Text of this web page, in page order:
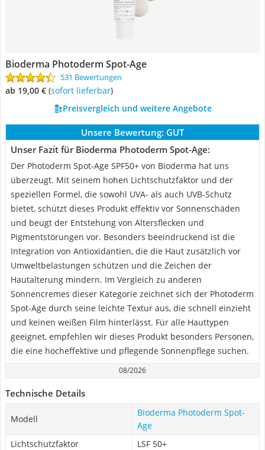
Bioderma Photoderm Spot-Age
531 Bewertungen
ab 19,00 € ( Sofort lieferbar)
Preisvergleich und weitere Angebote
Unsere Bewertung: GUT
Unser Fazit für Bioderma Photoderm Spot-Age:
Der Photoderm Spot-Age SPF50+ von Bioderma hat uns
überzeugt. Mit seinem hohen Lichtschutzfaktor und der
speziellen Formel, die sowohl UVA- als auch UVB-Schutz
bietet, schützt dieses Produkt effektiv vor Sonnenschäden
und beugt der Entstehung von Altersflecken und
Pigmentstörungen vor. Besonders beeindruckend ist die
Integration von Antioxidantien, die die Haut zusätzlich vor
Umweltbelastungen schützen und die Zeichen der
Hautalterung mindern. Im Vergleich zu anderen
Sonnencremes dieser Kategorie zeichnet sich der Photoderm
Spot-Age durch seine leichte Textur aus, die schnell einzieht
und keinen weißen Film hinterlässt. Für alle Hauttypen
geeignet, empfehlen wir dieses Produkt besonders Personen,
die eine hocheffektive und pflegende Sonnenpflege suchen.
08/2026
Technische Details
Modell
Bioderma Photoderm Spot-
Age
Lichtschutzfaktor
LSF 50+